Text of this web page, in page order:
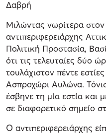
Δαβρή
Μιλώντας νωρίτερα
αντιπεριφερειάρχης
Πολιτική Προστασία,
ότι τις τελευταίες δύο
τουλάχιστον πέντε
Ασπροχώρι Αυλώνα.
έσβηνε τη μία εστία και
σε διαφορετικό σημείο
Ο αντιπεριφερειάρχης